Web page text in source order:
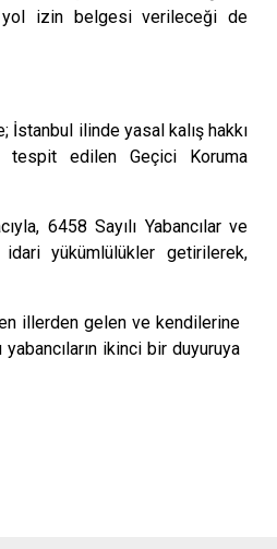
yol izin belgesi verileceği de
ilinde yasal kalış hakkı
tespit edilen Geçici Koruma
6458 Sayılı Yabancılar ve
yükümlülükler getirilerek,
illerden gelen ve kendilerine
ikinci bir duyuruya